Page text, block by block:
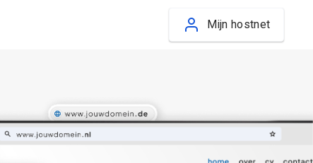
Mijn hostnet